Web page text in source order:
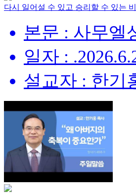
다시 일어설 수 있고 승리할 수 있는
본문 : 사무엘
일자 :
설교자 : 한기